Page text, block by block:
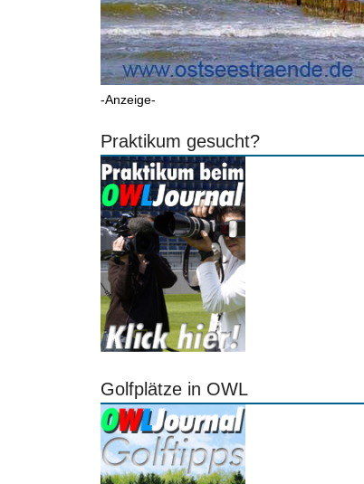
-Anzeige-
Praktikum gesucht?
Golfplätze in OWL